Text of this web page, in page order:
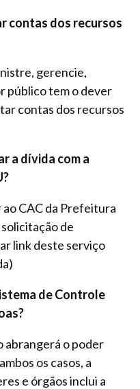
contas dos recursos
gerencie,
público tem o dever
contas dos recursos
a dívida com a
CAC da Prefeitura
de
link deste serviço
de Controle
abrangerá o poder
os casos, a
e órgãos inclui a